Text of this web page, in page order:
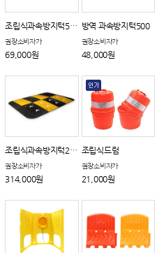
조립식과속방지턱500
권장소비자가
69,000원
방역 과속방지턱500
권장소비자가
48,000원
조립식과속방지턱2000
권장소비자가
314,000원
조립식드럼
권장소비자가
21,000원